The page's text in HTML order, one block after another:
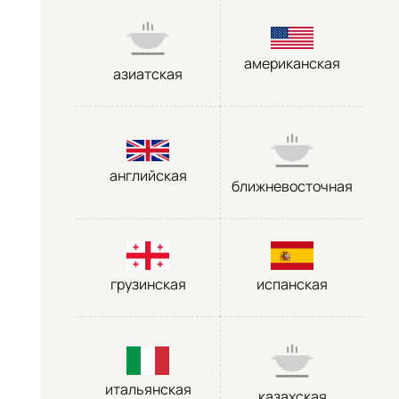
азиатская
американская
английская
ближневосточная
грузинская испанская
итальянская